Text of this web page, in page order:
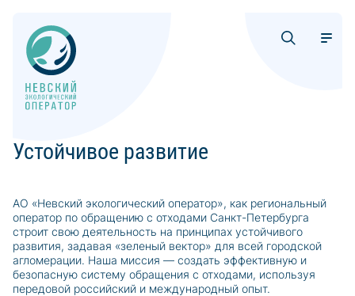
Устойчивое развитие
АО «Невский экологический оператор», как региональный
оператор по обращению с отходами Санкт-Петербурга
строит свою деятельность на принципах устойчивого
развития, задавая «зеленый вектор» для всей городской
агломерации. Наша миссия — создать эффективную и
безопасную систему обращения с отходами, используя
передовой российский и международный опыт.